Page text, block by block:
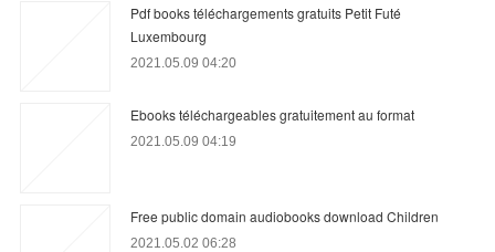
Pdf books téléchargements gratuits Petit Futé
Luxembourg
2021.05.09 04:20
Ebooks téléchargeables gratuitement au format
2021.05.09 04:19
Free public domain audiobooks download Children
2021.05.02 06:28